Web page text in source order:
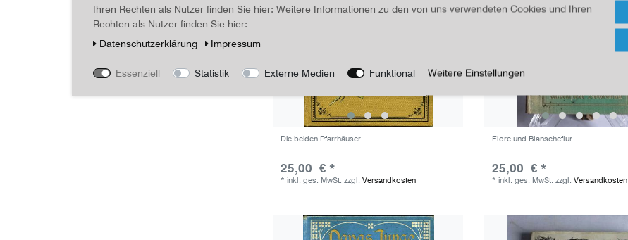
Die beiden Pfarrhäuser
25,00 € *
*inkl. ges. MwSt. zzgl.Versandkosten
Flore und Blanscheflur
25,00 € *
*inkl. ges. MwSt. zzgl.Versandkosten
Ihren Rechten als Nutzer finden Sie hier: Weitere Informationen zu den von uns verwendeten Cookies und Ihren
Rechten als Nutzer finden Sie hier:
Daten­schutz­erklärung
Impressum
Essenziell Statistik Externe Medien Funktional Weitere Einstellungen